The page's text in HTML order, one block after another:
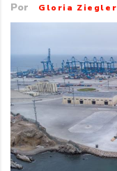
Por Gloria Ziegler